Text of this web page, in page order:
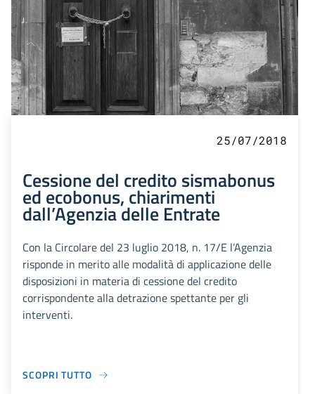
25/07/2018
Cessione del credito sismabonus
ed ecobonus, chiarimenti
dall’Agenzia delle Entrate
Con la Circolare del 23 luglio 2018, n. 17/E l’Agenzia
risponde in merito alle modalità di applicazione delle
disposizioni in materia di cessione del credito
corrispondente alla detrazione spettante per gli
interventi.
SCOPRI TUTTO